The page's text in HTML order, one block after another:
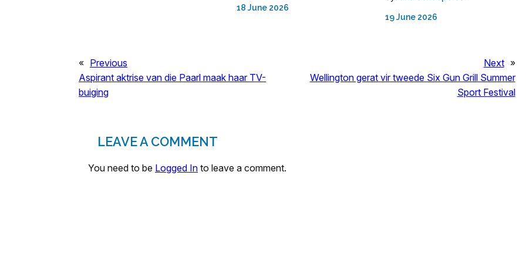
18 June 2026
19 June 2026
« Previous
Aspirant aktrise van die Paarl maak haar TV-
buiging
Next »
Wellington gerat vir tweede Six Gun Grill Summer
Sport Festival
LEAVE A COMMENT
You need to be Logged In to leave a comment.